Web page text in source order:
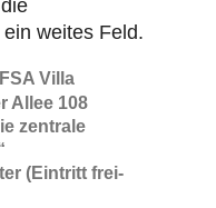
weites Feld.
Villa
Allee 108
zentrale
(Eintritt frei-